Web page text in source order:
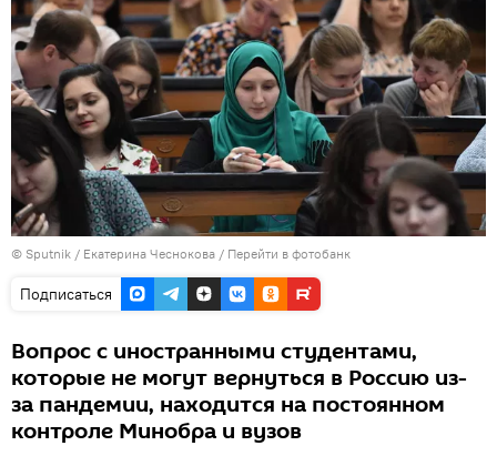
© Sputnik / Екатерина Чеснокова / Перейти в фотобанк
Подписаться
Вопрос с иностранными студентами,
которые не могут вернуться в Россию из-
за пандемии, находится на постоянном
контроле Минобра и вузов